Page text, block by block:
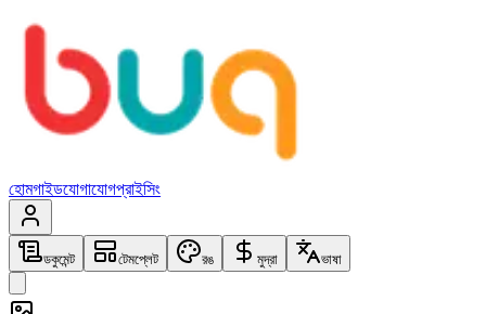
হোমগাইডযোগাযোগপ্রাইসিং
ডকুমেন্ট টেমপ্লেট রঙ মুদ্রা ভাষা